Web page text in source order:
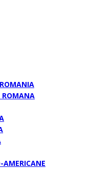
ROMANA
AMERICANE